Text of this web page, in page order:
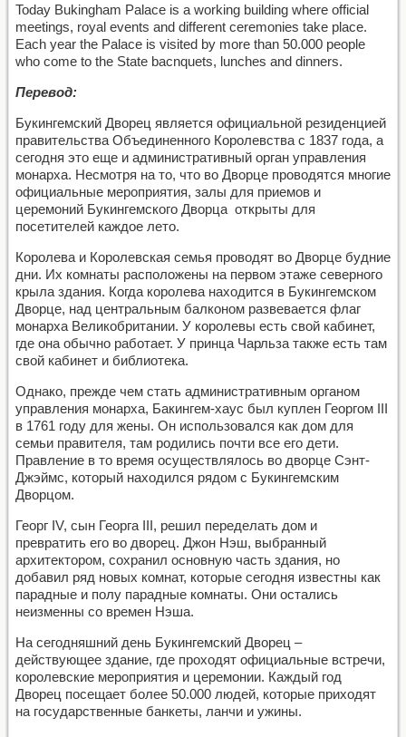
Today Bukingham Palace is a working building where official
meetings, royal events and different ceremonies take place.
Each year the Palace is visited by more than 50.000 people
who come to the State bacnquets, lunches and dinners.
Перевод:
Букингемский Дворец является официальной резиденцией
правительства Объединенного Королевства с 1837 года, а
сегодня это еще и административный орган управления
монарха. Несмотря на то, что во Дворце проводятся многие
официальные мероприятия, залы для приемов и
церемоний Букингемского Дворца открыты для
посетителей каждое лето.
Королева и Королевская семья проводят во Дворце будние
дни. Их комнаты расположены на первом этаже северного
крыла здания. Когда королева находится в Букингемском
Дворце, над центральным балконом развевается флаг
монарха Великобритании. У королевы есть свой кабинет,
где она обычно работает. У принца Чарльза также есть там
свой кабинет и библиотека.
Однако, прежде чем стать административным органом
управления монарха, Бакингем-хаус был куплен Георгом III
в 1761 году для жены. Он использовался как дом для
семьи правителя, там родились почти все его дети.
Правление в то время осуществлялось во дворце Сэнт-
Джэймс, который находился рядом с Букингемским
Дворцом.
Георг IV, сын Георга III, решил переделать дом и
превратить его во дворец. Джон Нэш, выбранный
архитектором, сохранил основную часть здания, но
добавил ряд новых комнат, которые сегодня известны как
парадные и полу парадные комнаты. Они остались
неизменны со времен Нэша.
На сегодняшний день Букингемский Дворец –
действующее здание, где проходят официальные встречи,
королевские мероприятия и церемонии. Каждый год
Дворец посещает более 50.000 людей, которые приходят
на государственные банкеты, ланчи и ужины.